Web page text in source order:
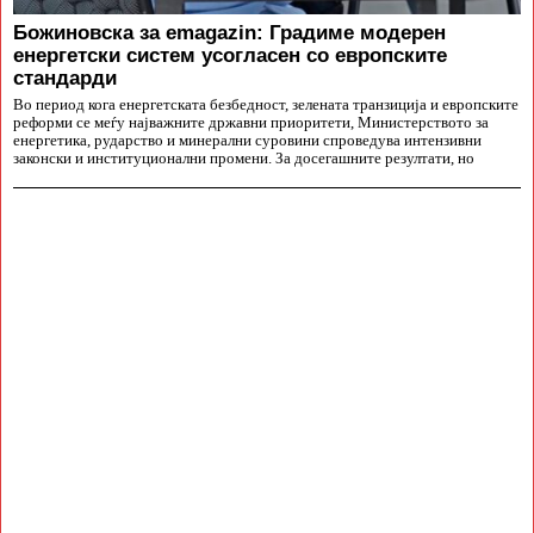
Божиновска за emagazin: Градиме модерен
енергетски систем усогласен со европските
стандарди
Во период кога енергетската безбедност, зелената транзиција и европските
реформи се меѓу најважните државни приоритети, Министерството за
енергетика, рударство и минерални суровини спроведува интензивни
законски и институционални промени. За досегашните резултати, но